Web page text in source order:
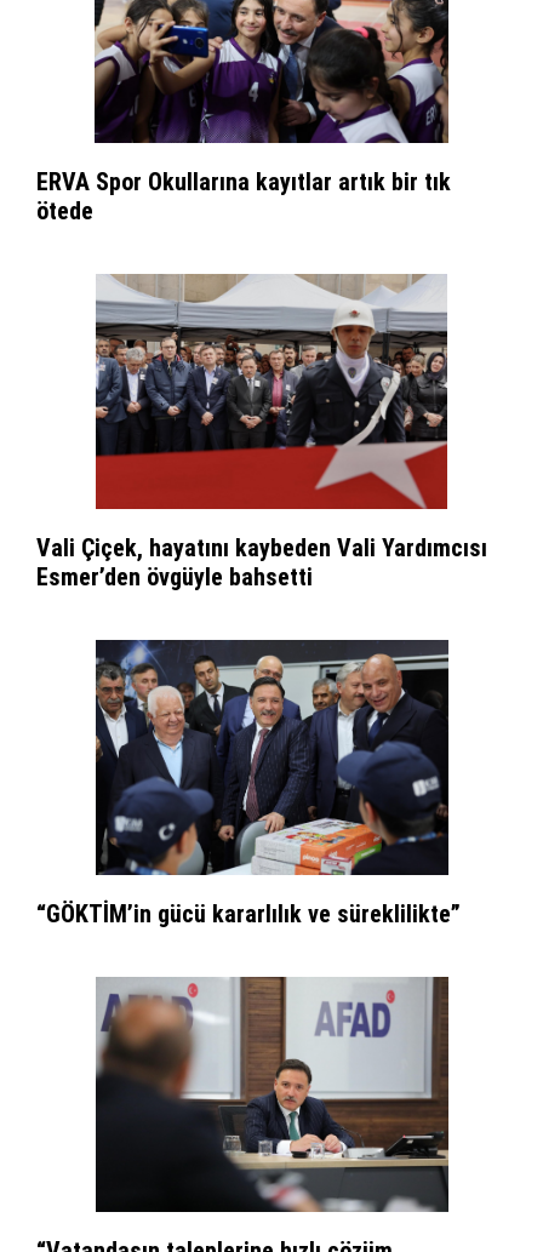
ERVA Spor Okullarına kayıtlar artık bir tık
ötede
Vali Çiçek, hayatını kaybeden Vali Yardımcısı
Esmer’den övgüyle bahsetti
“GÖKTİM’in gücü kararlılık ve süreklilikte”